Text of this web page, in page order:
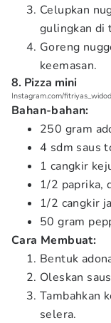
Celupkan
gulingkan di
Goreng
keemasan.
8. Pizza mini
Instagram.com/
Bahan-bahan:
250 gram
4 sdm saus
1 cangkir
1/2 paprika,
1/2 cangkir
50 gram
Cara Membuat:
Bentuk
Oleskan
Tambahkan
selera.